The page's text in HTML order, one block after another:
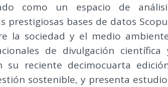
como un espacio de
bases de datos
la sociedad y el medio
de divulgación científica
su reciente decimocuarta
sostenible, y presenta